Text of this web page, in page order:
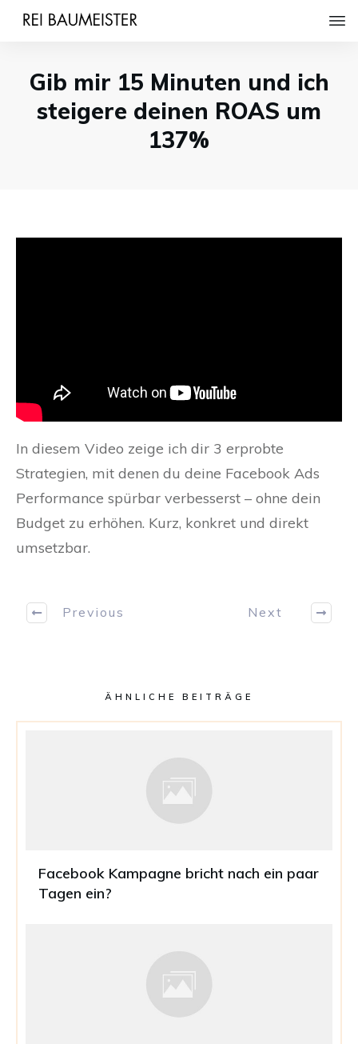
Gib mir 15 Minuten und ich
steigere deinen ROAS um
137%
In diesem Video zeige ich dir 3 erprobte
Strategien, mit denen du deine Facebook Ads
Performance spürbar verbesserst – ohne dein
Budget zu erhöhen. Kurz, konkret und direkt
umsetzbar.
Previous Next
ÄHNLICHE BEITRÄGE
Facebook Kampagne bricht nach ein paar
Tagen ein?